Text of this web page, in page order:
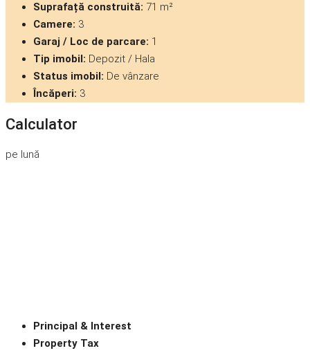
Suprafață construită: 71 m²
Camere: 3
Garaj / Loc de parcare: 1
Tip imobil: Depozit / Hala
Status imobil: De vânzare
Încăperi: 3
Calculator
pe lună
Principal & Interest
Property Tax